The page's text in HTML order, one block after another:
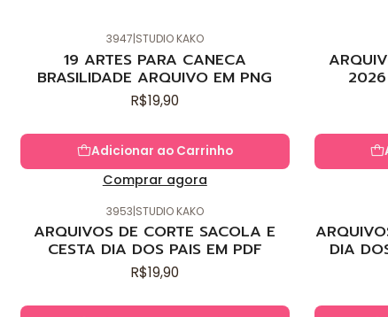
3947|STUDIO KAKO
19 ARTES PARA CANECA
BRASILIDADE ARQUIVO EM PNG
R$19,90
Adicionar ao Carrinho
Comprar agora
2026
3953|STUDIO KAKO
ARQUIVOS DE CORTE SACOLA E
CESTA DIA DOS PAIS EM PDF
R$19,90
DIA